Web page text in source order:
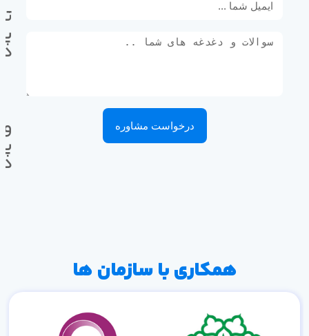
درخواست مشاوره
همکاری با سازمان ها